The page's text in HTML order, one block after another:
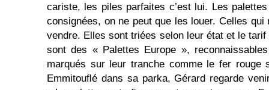
cariste, les piles parfaites c’est lui. Les
consignées, on ne peut que les louer. Celles
vendre. Elles sont triées selon leur état et le tarif
sont des « Palettes Europe »,
marqués sur leur tranche comme le fer rouge
Emmitouﬂé dans sa parka, Gérard regarde